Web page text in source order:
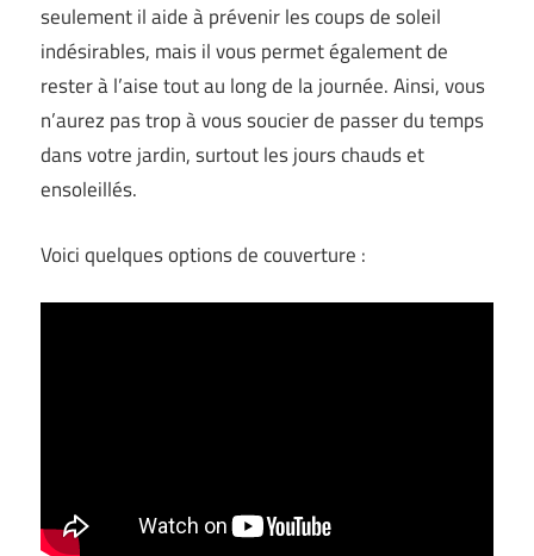
seulement il aide à prévenir les coups de soleil
indésirables, mais il vous permet également de
rester à l’aise tout au long de la journée. Ainsi, vous
n’aurez pas trop à vous soucier de passer du temps
dans votre jardin, surtout les jours chauds et
ensoleillés.
Voici quelques options de couverture :